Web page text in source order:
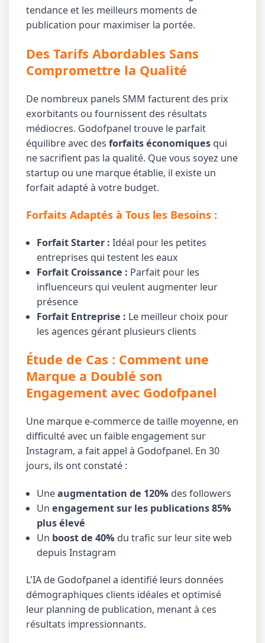
tendance et les meilleurs moments de
publication pour maximiser la portée.
Des Tarifs Abordables Sans
Compromettre la Qualité
De nombreux panels SMM facturent des prix
exorbitants ou fournissent des résultats
médiocres. Godofpanel trouve le parfait
équilibre avec desforfaits économiques qui
ne sacrifient pas la qualité. Que vous soyez une
startup ou une marque établie, il existe un
forfait adapté à votre budget.
Forfaits Adaptés à Tous les Besoins :
Forfait Starter : Idéal pour les petites
entreprises qui testent les eaux
Forfait Croissance : Parfait pour les
influenceurs qui veulent augmenter leur
présence
Forfait Entreprise : Le meilleur choix pour
les agences gérant plusieurs clients
Étude de Cas : Comment une
Marque a Doublé son
Engagement avec Godofpanel
Une marque e-commerce de taille moyenne, en
difficulté avec un faible engagement sur
Instagram, a fait appel à Godofpanel. En 30
jours, ils ont constaté :
Uneaugmentation de 120% des followers
Unengagement sur les publications 85%
plus élevé
Un boost de 40% du trafic sur leur site web
depuis Instagram
L'IA de Godofpanel a identifié leurs données
démographiques clients idéales et optimisé
leur planning de publication, menant à ces
résultats impressionnants.